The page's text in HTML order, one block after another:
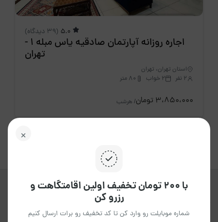
(39 دیدگاه)
اجاره روزانه آپارتمان صادقیه یاس مبله 1 -
تهران
استان تهران، تهران
2 نفر
2 خواب 80 متر
3،850،000 تومان / هرشب
جاکجاست یک پلتفرم آنلاین هوشمند ،
برای اجاره انواع اقامتگاه ها ، در تمامی
با ۲۰۰ تومان تخفیف اولین اقامتگاهت و
رزرو کن
شماره موبایلت رو وارد کن تا کد تخفیف رو برات ارسال کنیم